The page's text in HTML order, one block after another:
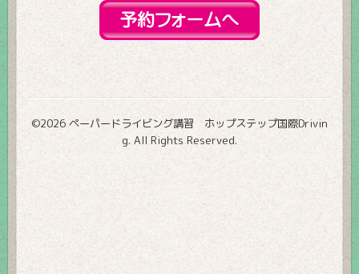
©2026 ペーパードライビング講習 ホップステップ国際Drivin
g. All Rights Reserved.